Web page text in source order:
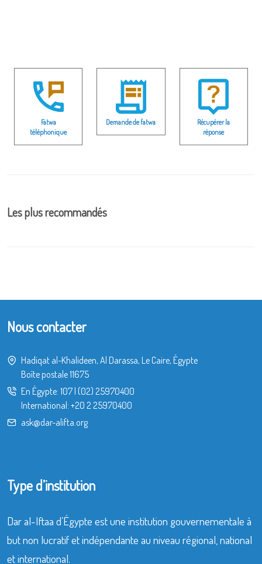
Fatwa
téléphonique
Demande de fatwa
Récupérer la
réponse
Les plus recommandés
Nous contacter
Hadiqat al-Khalideen, Al Darassa, Le Caire, Égypte
Boîte postale 11675
En Égypte: 107| (02) 25970400
International: +20 2 25970400
ask@dar-alifta.org
Type d’institution
Dar al-Iftaa d’Égypte est une institution gouvernementale à
but non lucratif et indépendante au niveau régional, national
et international.